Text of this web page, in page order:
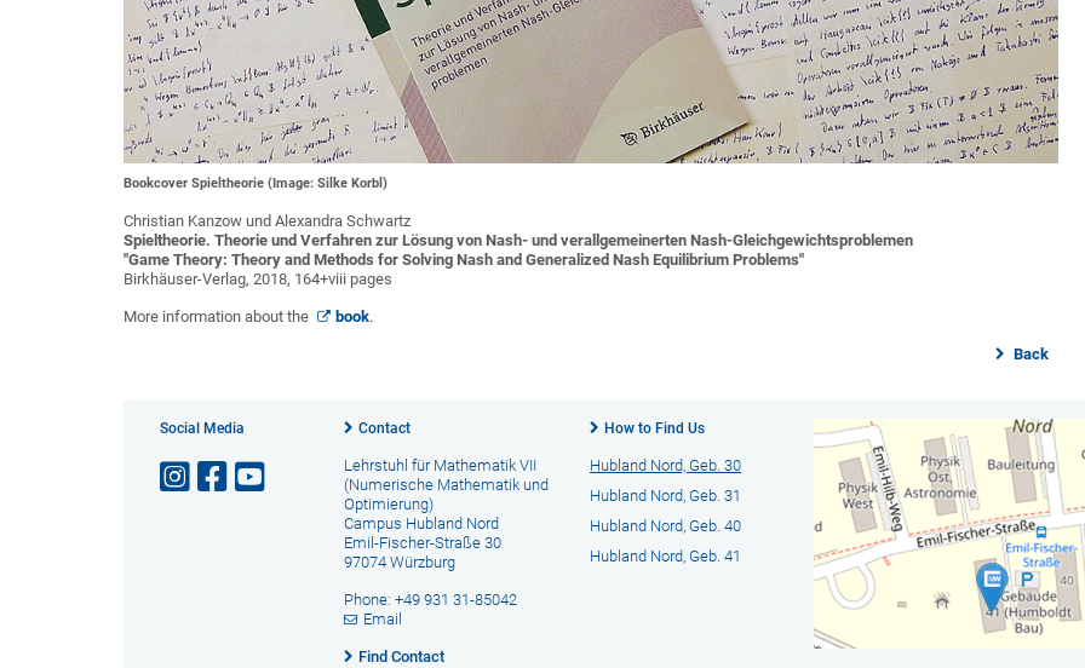
Bookcover Spieltheorie (Image: Silke Korbl)
Christian Kanzow und Alexandra Schwartz
Spieltheorie. Theorie und Verfahren zur Lösung von Nash- und verallgemeinerten Nash-Gleichgewichtsproblemen
"Game Theory: Theory and Methods for Solving Nash and Generalized Nash Equilibrium Problems"
Birkhäuser-Verlag, 2018, 164+viii pages
More information about the book.
Back
Social Media Contact
Lehrstuhl für Mathematik VII
(Numerische Mathematik und
Optimierung)
Campus Hubland Nord
Emil-Fischer-Straße 30
97074 Würzburg
Phone: +49 931 31-85042
Email
Find Contact
How to Find Us
Hubland Nord, Geb. 30
Hubland Nord, Geb. 31
Hubland Nord, Geb. 40
Hubland Nord, Geb. 41